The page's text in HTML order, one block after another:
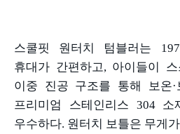
스쿨핏 원터치 텀블러는
휴대가 간편하고, 아이들이
이중 진공 구조를 통해 보온·
프리미엄 스테인리스 304 소
우수하다. 원터치 보틀은 무게가